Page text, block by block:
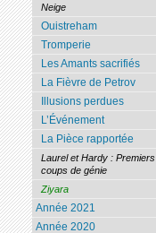
Neige
Ouistreham
Tromperie
Les Amants sacrifiés
La Fièvre de Petrov
Illusions perdues
L’Événement
La Pièce rapportée
Laurel et Hardy : Premiers
coups de génie
Ziyara
Année 2021
Année 2020